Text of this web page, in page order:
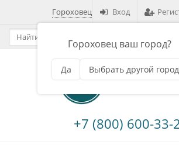
Гороховец
Гороховец ваш город?
Да Выбрать другой город
Вход
+7 (800) 600-33-